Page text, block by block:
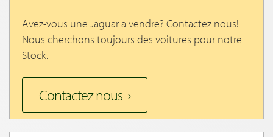
Avez-vous une Jaguar a vendre? Contactez nous!
Nous cherchons toujours des voitures pour notre
Stock.
Contactez nous